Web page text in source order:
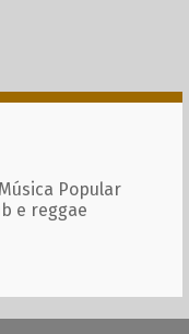
Popular
e reggae